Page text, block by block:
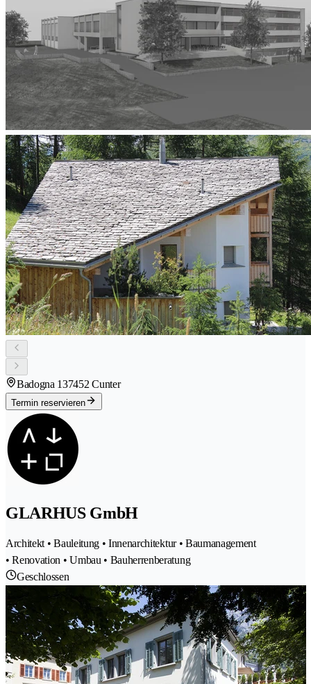
Badogna 137452 Cunter
Termin reservieren
GLARHUS GmbH
Architekt • Bauleitung • Innenarchitektur • Baumanagement
• Renovation • Umbau • Bauherrenberatung
Geschlossen